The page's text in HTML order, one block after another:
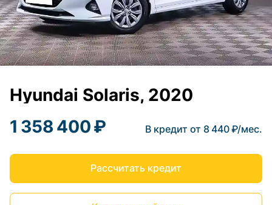
Hyundai Solaris, 2020
1 358 400 ₽
В кредит от 8 440 ₽/мес.
Рассчитать кредит